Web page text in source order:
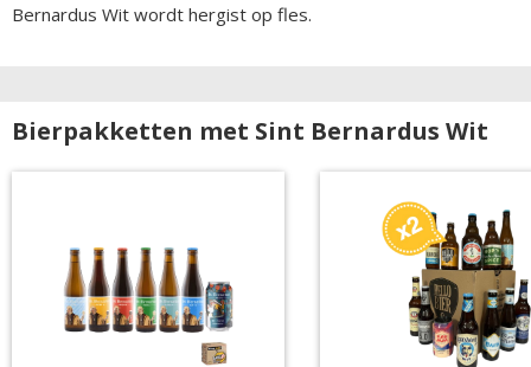
Bernardus Wit wordt hergist op fles.
Bierpakketten met Sint Bernardus Wit